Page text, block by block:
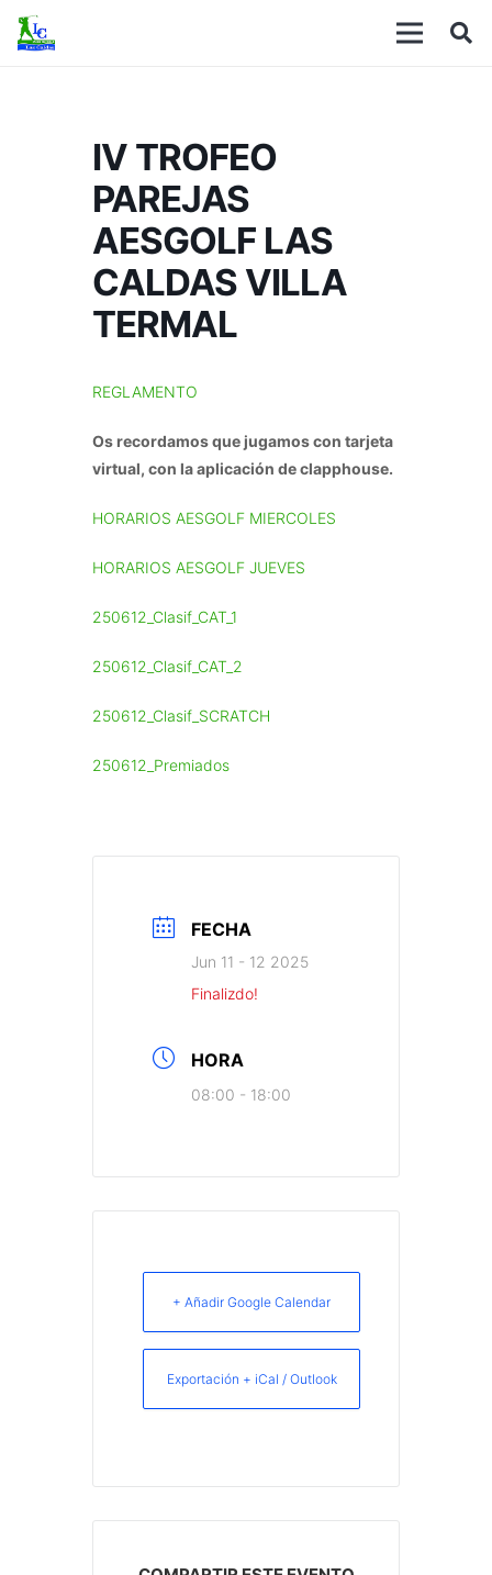
IV TROFEO
PAREJAS
AESGOLF LAS
CALDAS VILLA
TERMAL
REGLAMENTO
Os recordamos que jugamos con tarjeta
virtual, con la aplicación de clapphouse.
HORARIOS AESGOLF MIERCOLES
HORARIOS AESGOLF JUEVES
250612_Clasif_CAT_1
250612_Clasif_CAT_2
250612_Clasif_SCRATCH
250612_Premiados
FECHA
Jun 11 - 12 2025
Finalizdo!
HORA
08:00 - 18:00
+ Añadir Google Calendar
Exportación + iCal / Outlook